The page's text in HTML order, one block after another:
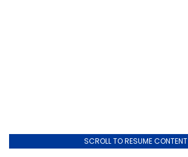
SCROLL TO RESUME CONTENT